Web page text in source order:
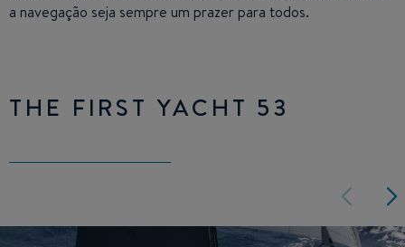
a navegação seja sempre um prazer para todos.
THE FIRST YACHT 53